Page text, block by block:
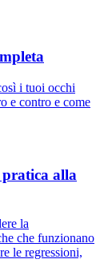
i tuoi occhi
e contro e come
pratica alla
la
che funzionano
le regressioni,